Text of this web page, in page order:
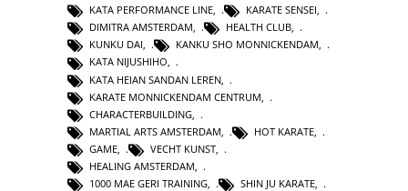
KATA PERFORMANCE LINE, KARATE SENSEI,
DIMITRA AMSTERDAM, HEALTH CLUB,
KUNKU DAI, KANKU SHO MONNICKENDAM,
KATA NIJUSHIHO,
KATA HEIAN SANDAN LEREN
KARATE MONNICKENDAM CENTRUM
CHARACTERBUILDING
MARTIAL ARTS AMSTERDAM
HOT KARATE
GAME
VECHT KUNST
HEALING AMSTERDAM
1000 MAE GERI TRAINING
SHIN JU KARATE